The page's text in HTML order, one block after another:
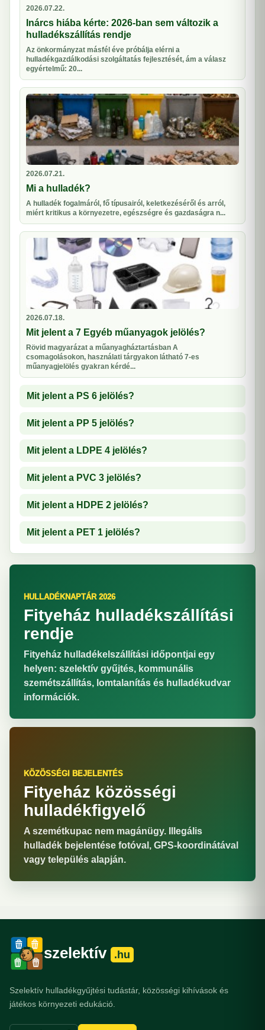
2026.07.22.
Inárcs hiába kérte: 2026-ban sem változik a
hulladékszállítás rendje
Az önkormányzat másfél éve próbálja elérni a
hulladékgazdálkodási szolgáltatás fejlesztését, ám a válasz
egyértelmű: 20...
2026.07.21.
Mi a hulladék?
A hulladék fogalmáról, fő típusairól, keletkezéséről és arról,
miért kritikus a környezetre, egészségre és gazdaságra n...
2026.07.18.
Mit jelent a 7 Egyéb műanyagok jelölés?
Rövid magyarázat a műanyagháztartásban A
csomagolásokon, használati tárgyakon látható 7-es
műanyagjelölés gyakran kérdé...
Mit jelent a PS 6 jelölés?
Mit jelent a PP 5 jelölés?
Mit jelent a LDPE 4 jelölés?
Mit jelent a PVC 3 jelölés?
Mit jelent a HDPE 2 jelölés?
Mit jelent a PET 1 jelölés?
HULLADÉKNAPTÁR 2026
Fityeház hulladékszállítási
rendje
Fityeház hulladékelszállítási időpontjai egy
helyen: szelektív gyűjtés, kommunális
szemétszállítás, lomtalanítás és hulladékudvar
információk.
KÖZÖSSÉGI BEJELENTÉS
Fityeház közösségi
hulladékfigyelő
A szemétkupac nem magánügy. Illegális
hulladék bejelentése fotóval, GPS-koordinátával
vagy település alapján.
szelektív .hu
Szelektív hulladékgyűjtési tudástár, közösségi kihívások és
játékos környezeti edukáció.